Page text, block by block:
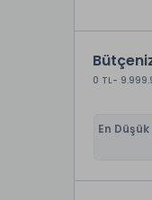
0 TL-
En Düşük